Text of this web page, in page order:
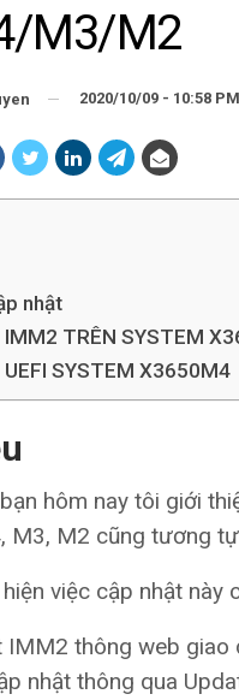
M3/M2
2020/10/09 - 10:58 PM
nhật
IMM2 TRÊN SYSTEM
UEFI SYSTEM X3650M4
hôm nay tôi giới
M3, M2 cũng tương
việc cập nhật này
IMM2 thông web giao
nhật thông qua